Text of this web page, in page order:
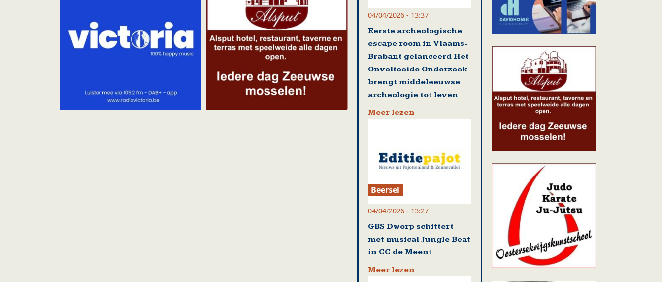
04/04/2026 - 13:37
Eerste archeologische
escape room in Vlaams-
Brabant gelanceerd Het
Onvoltooide Onderzoek
brengt middeleeuwse
archeologie tot leven
Meer lezen
Beersel
04/04/2026 - 13:27
GBS Dworp schittert
met musical Jungle Beat
in CC de Meent
Meer lezen